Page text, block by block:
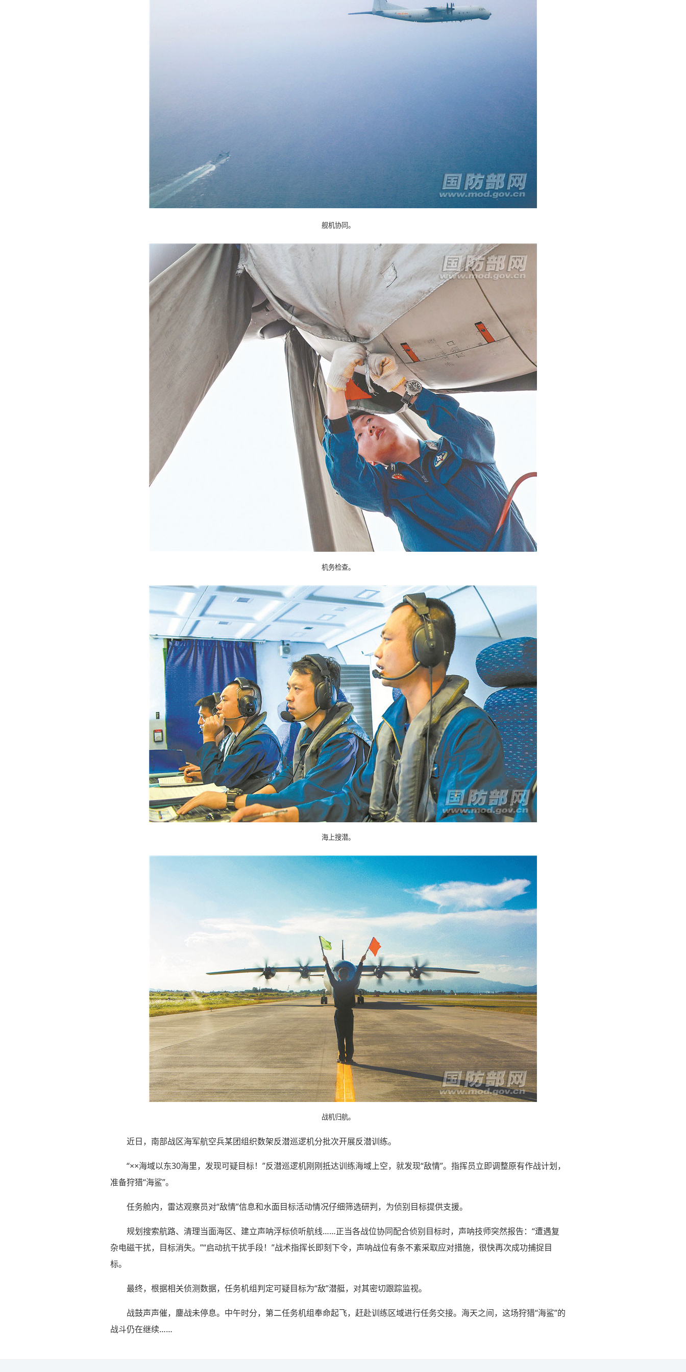
舰机协同。
机务检查。
海上搜潜。
战机归航。
近日，南部战区海军航空兵某团组织数架反潜巡逻机分批次开展反潜训练。
“××海域以东30海里，发现可疑目标！”反潜巡逻机刚刚抵达训练海域上空，就发现“敌情”。指挥员立即调整原有作战计划，
准备狩猎“海鲨”。
任务舱内，雷达观察员对“敌情”信息和水面目标活动情况仔细筛选研判，为侦别目标提供支援。
规划搜索航路、清理当面海区、建立声呐浮标侦听航线……正当各战位协同配合侦别目标时，声呐技师突然报告：“遭遇复
杂电磁干扰，目标消失。”“启动抗干扰手段！”战术指挥长即刻下令，声呐战位有条不紊采取应对措施，很快再次成功捕捉目
标。
最终，根据相关侦测数据，任务机组判定可疑目标为“敌”潜艇，对其密切跟踪监视。
战鼓声声催，鏖战未停息。中午时分，第二任务机组奉命起飞，赶赴训练区域进行任务交接。海天之间，这场狩猎“海鲨”的
战斗仍在继续……